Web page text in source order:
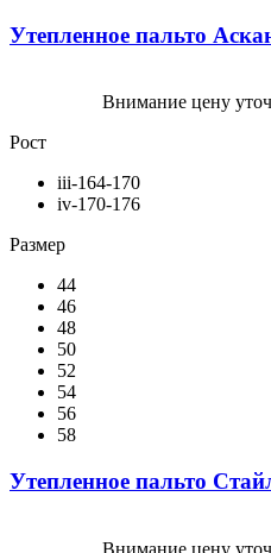
Утепленное пальто
Внимание цену
Рост
iii-164-170
iv-170-176
Размер
44
46
48
50
52
54
56
58
Утепленное пальто
Внимание цену